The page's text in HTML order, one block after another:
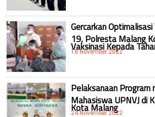
Gercarkan
19, Polresta Malang
Vaksinasi Kepada
18 November 2022
Pelaksanaan Program
Mahasiswa UPNVJ di
Kota Malang
24 November 2022